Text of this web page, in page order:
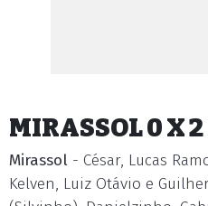
MIRASSOL 0 X
Mirassol - César, Lucas
Kelven, Luiz Otávio e